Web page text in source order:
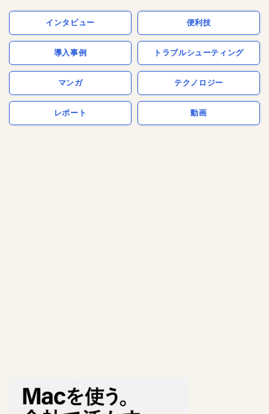
インタビュー 便利技
導入事例 トラブルシューティング
マンガ テクノロジー
レポート 動画